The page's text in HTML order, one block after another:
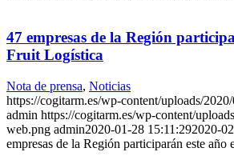
47 empresas de la Región
Fruit Logística
Nota de prensa, Noticias
https://cogitarm.es/wp-content/uploads/
admin https://cogitarm.es/wp-content/
web.png admin2020-01-28 15:11:292020-
empresas de la Región participarán este año